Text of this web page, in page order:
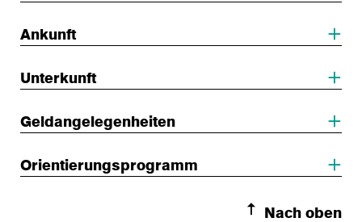
Ankunft
Unterkunft
Geldangelegenheiten
Orientierungsprogramm
Nach oben